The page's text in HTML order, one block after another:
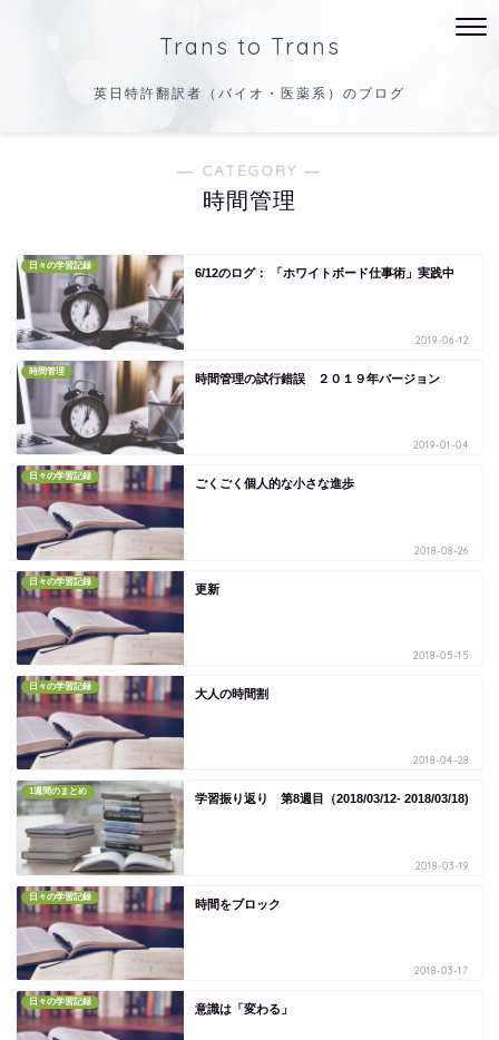
Trans to Trans
英日特許翻訳者（バイオ・医薬系）のブログ
― CATEGORY ―
時間管理
日々の学習記録
6/12のログ： 「ホワイトボード仕事術」実践中
2019-06-12
時間管理
時間管理の試行錯誤 ２０１９年バージョン
2019-01-04
日々の学習記録
ごくごく個人的な小さな進歩
2018-08-26
日々の学習記録
更新
2018-05-15
日々の学習記録
大人の時間割
2018-04-28
1週間のまとめ
学習振り返り 第8週目（2018/03/12- 2018/03/18)
2018-03-19
日々の学習記録
時間をブロック
2018-03-17
日々の学習記録
意識は「変わる」